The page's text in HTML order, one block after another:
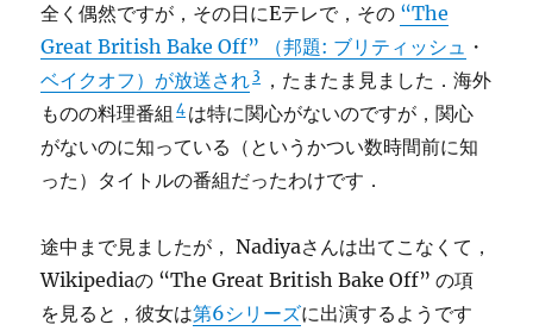
全く偶然ですが，その日にEテレで，その “The
Great British Bake Off” （邦題: ブリティッシュ ・
ベイクオフ）が放送され 3 ，たまたま見ました．海外
ものの料理番組 4 は特に関心がないのですが，関心
がないのに知っている（というかつい数時間前に知
った）タイトルの番組だったわけです．
途中まで見ましたが， Nadiyaさんは出てこなくて，
Wikipediaの “The Great British Bake Off” の項
を見ると，彼女は第6シリーズに出演するようです